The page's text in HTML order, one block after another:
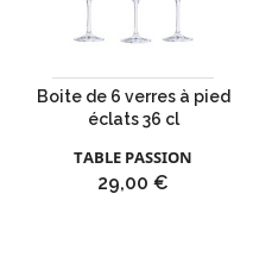
Boite de 6 verres à pied
éclats 36 cl
TABLE PASSION
Prix
29,00 €